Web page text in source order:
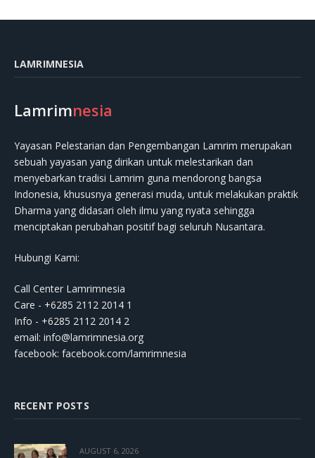
LAMRIMNESIA
Lamrimnesia
Yayasan Pelestarian dan Pengembangan Lamrim merupakan
sebuah yayasan yang dirikan untuk melestarikan dan
menyebarkan tradisi Lamrim guna mendorong bangsa
Indonesia, khususnya generasi muda, untuk melakukan praktik
Dharma yang didasari oleh ilmu yang nyata sehingga
menciptakan perubahan positif bagi seluruh Nusantara.
Hubungi Kami:
Call Center Lamrimnesia
Care - +6285 2112 2014 1
Info - +6285 2112 2014 2
email: info@lamrimnesia.org
facebook: facebook.com/lamrimnesia
RECENT POSTS
AUGUST 6, 2026